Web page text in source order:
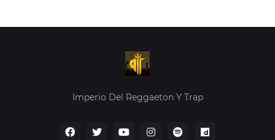
Imperio Del Reggaeton Y Trap